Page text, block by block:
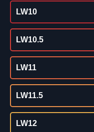
LW10
LW10.5
LW11
LW11.5
LW12